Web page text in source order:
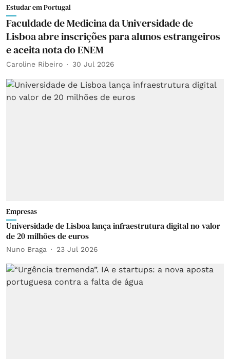
Estudar em Portugal
Faculdade de Medicina da Universidade de
Lisboa abre inscrições para alunos estrangeiros
e aceita nota do ENEM
Caroline Ribeiro 30 Jul 2026
Empresas
Universidade de Lisboa lança infraestrutura digital no valor
de 20 milhões de euros
Nuno Braga 23 Jul 2026